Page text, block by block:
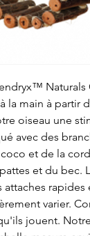
Naturals
la main à partir
oiseau une
avec des
et de la
et du bec.
rapides
varier.
jouent.